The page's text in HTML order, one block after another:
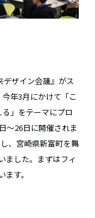
ザイン会議』がス
年3月にかけて「こ
」をテーマにプロ
〜26日に開催されま
、宮崎県新富町を舞
ました。まずはフィ
す。